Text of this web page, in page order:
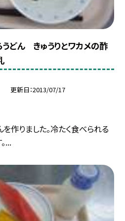
どん きゅうりとワカメの酢
更新日 2013/07/17
作りました。冷たく食べられる
...